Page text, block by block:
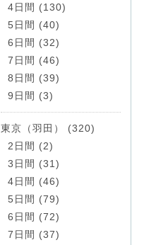
4日間 (130)
5日間 (40)
6日間 (32)
7日間 (46)
8日間 (39)
9日間 (3)
東京（羽田） (320)
2日間 (2)
3日間 (31)
4日間 (46)
5日間 (79)
6日間 (72)
7日間 (37)